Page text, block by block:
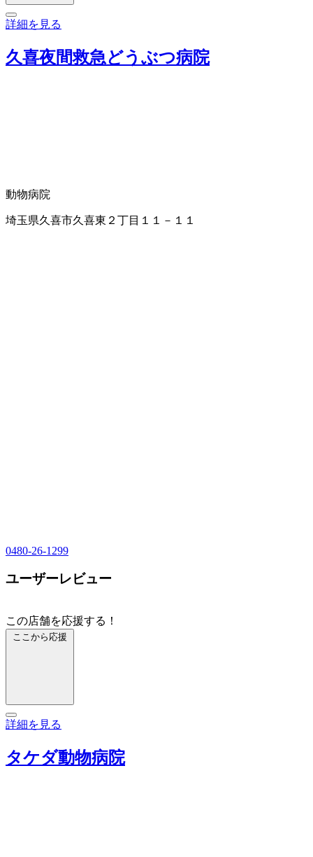
詳細を見る
久喜夜間救急どうぶつ病院
動物病院
埼玉県久喜市久喜東２丁目１１－１１
0480-26-1299
ユーザーレビュー
この店舗を応援する！
ここから応援
詳細を見る
タケダ動物病院